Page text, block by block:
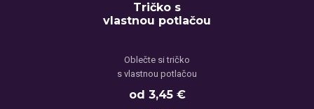
Tričko s
vlastnou potlačou
Oblečte si tričko
s vlastnou potlačou
od 3,45 €